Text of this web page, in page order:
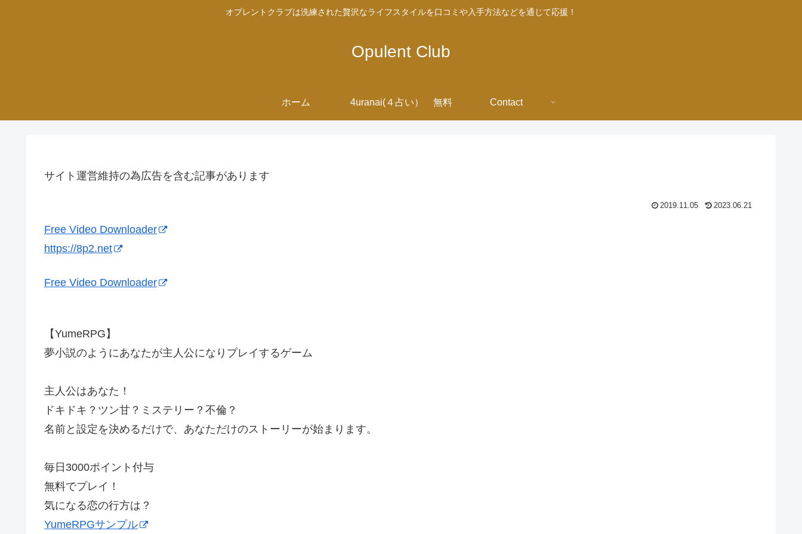
オプレントクラブは洗練された贅沢なライフスタイルを口コミや入手方法などを通じて応援！
Opulent Club
ホーム 4uranai(４占い） 無料 Contact
サイト運営維持の為広告を含む記事があります
2019.11.05 2023.06.21
Free Video Downloader
https://8p2.net
Free Video Downloader
【YumeRPG】
夢小説のようにあなたが主人公になりプレイするゲーム
主人公はあなた！
ドキドキ？ツン甘？ミステリー？不倫？
名前と設定を決めるだけで、あなただけのストーリーが始まります。
毎日3000ポイント付与
無料でプレイ！
気になる恋の行方は？
YumeRPGサンプル